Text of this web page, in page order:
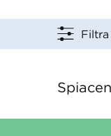
Filtra